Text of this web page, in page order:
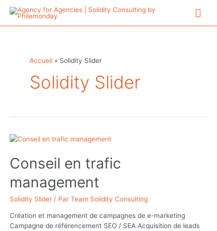
contenu
Accueil » Solidity Slider
Solidity Slider
Conseil en trafic
management
Solidity Slider / Par Team Solidity Consulting
Création et management de campagnes de e-marketing
Campagne de référencement SEO / SEA Acquisition de leads